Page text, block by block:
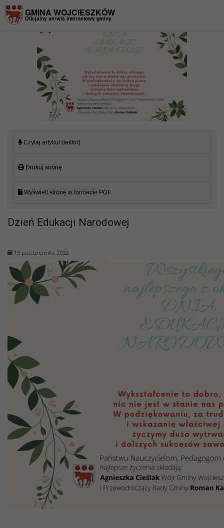
GMINA WOJCIESZKÓW
Oficjalny serwis internetowy gminy
Czytaj artykuł (lektor)
Drukuj stronę
Wyświetl stronę w formacie PDF
Dzień Edukacji Narodowej
15 października 2022